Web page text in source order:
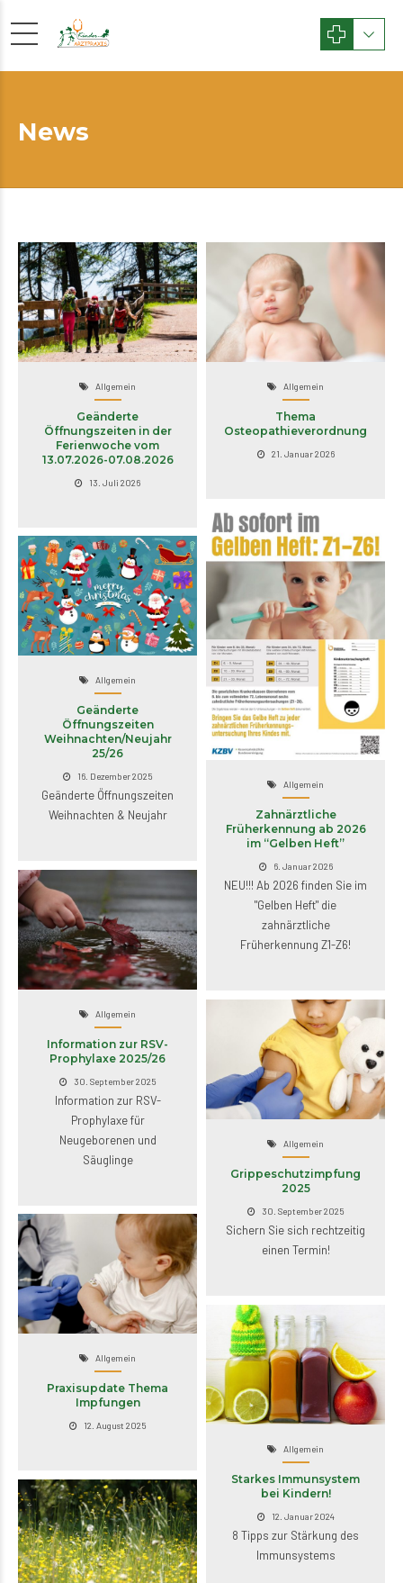
News
Allgemein
Geänderte
Öffnungszeiten in der
Ferienwoche vom
13.07.2026-07.08.2026
13. Juli 2026
Allgemein
Thema
Osteopathieverordnung
21. Januar 2026
Allgemein
Zahnärztliche
Früherkennung ab 2026
im “Gelben Heft”
6. Januar 2026
NEU!!! Ab 2026 finden Sie im
"Gelben Heft" die
zahnärztliche
Früherkennung Z1-Z6!
Allgemein
Geänderte
Öffnungszeiten
Weihnachten/Neujahr
25/26
16. Dezember 2025
Geänderte Öffnungszeiten
Weihnachten & Neujahr
Allgemein
Information zur RSV-
Prophylaxe 2025/26
30. September 2025
Information zur RSV-
Prophylaxe für
Neugeborenen und
Säuglinge
Allgemein
Grippeschutzimpfung
2025
30. September 2025
Sichern Sie sich rechtzeitig
einen Termin!
Allgemein
Praxisupdate Thema
Impfungen
12. August 2025
Allgemein
Starkes Immunsystem
bei Kindern!
12. Januar 2024
8 Tipps zur Stärkung des
Immunsystems